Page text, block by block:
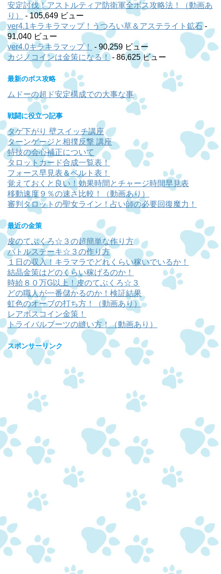
安定討伐！アストルティア防衛軍全ボス攻略法！（動画あ
り）
- 105,649 ビュー
ver4.1キラキラマップ！うつろい草＆アステライト鉱石-
91,040 ビュー
ver4.0キラキラマップ！
- 90,259 ビュー
カジノコインは金策になる！ - 86,625 ビュー
最新のボス攻略
ムドーの超ド安定構成での大事な事
戦闘に役立つ記事
タゲ下がり 壁スイッチ講座
ターンゲージと相撲反撃 講座
特技の会心補正について
タロットカード合成一覧表！
フォース早見表＆ベルト表！
覚えておくと良い！効果時間とチャージ時間早見表
移動速度９％の速さ比較！（動画あり）
審判タロットの聖女ライン！占い師の必要回復魔力！
最近の金策
皮のてぶくろ☆３の超簡単な作り方
バトルステーキ☆３の作り方
１日の収入！キラマラでどれくらい稼いでいるか！
結晶金策はどのくらい稼げるのか！
時給８０万G以上！皮のてぶくろ☆３
どの職人が一番儲かるのか！検証結果
虹色のオーブの打ち方！（動画あり）
レアボスコイン金策！
トライバルブーツの縫い方！（動画あり）
スポンサーリンク